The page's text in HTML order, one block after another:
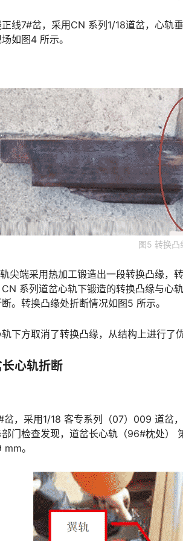
线7#岔，采用CN 系列1/18道岔，心轨
如图4 所示。
图5 转换凸
尖端采用热加工锻造出一段转换凸缘，
系列道岔心轨下锻造的转换凸缘与心
。转换凸缘处折断情况如图5 所示。󠅅󠅃󠄵󠅂󠄪󠇖󠆨󠆨󠇕󠆞󠆒󠅬󠇘󠆭󠆘󠇙󠆝󠅵󠇗󠆭󠆁󠄐󠇗󠅹󠅸󠇖󠆍󠅳󠇖󠅹󠅰󠇖󠆌󠅹
下方取消了转换凸缘，从结构上进行了优
心轨折断
岔，采用1/18 客专系列（07）009 道岔
门检查发现，道岔长心轨（96#枕处）
。󠅅󠅃󠄵󠅂󠄪󠇖󠆨󠆨󠇕󠆞󠆒󠅬󠇘󠆭󠆘󠇙󠆝󠅵󠇗󠆭󠆁󠄐󠇗󠅹󠅸󠇖󠆍󠅳󠇖󠅹󠅰󠇖󠆌󠅹